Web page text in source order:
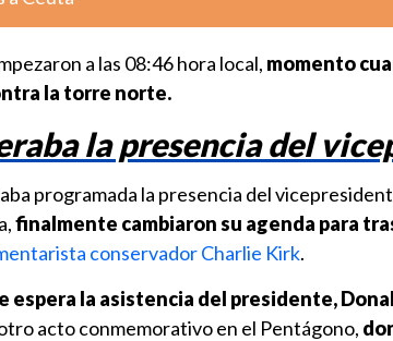
a las 08:46 hora local, momento
la torre norte.
la presencia del
programada la presencia del
finalmente cambiaron su agenda para
conservador Charlie Kirk.
espera la asistencia del presidente,
acto conmemorativo en el Pentágono,